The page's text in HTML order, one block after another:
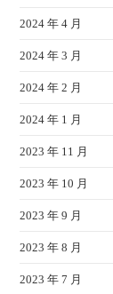
2024 年 4 月
2024 年 3 月
2024 年 2 月
2024 年 1 月
2023 年 11 月
2023 年 10 月
2023 年 9 月
2023 年 8 月
2023 年 7 月